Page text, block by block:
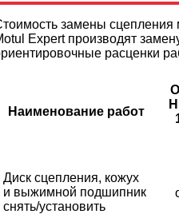
замены сцепления
Expert производят
расценки
Наименование работ
Диск сцепления, кожух
и выжимной подшипник
снять/установить